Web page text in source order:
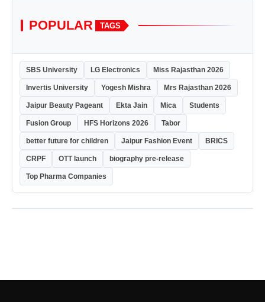
POPULAR TAGS
SBS University LG Electronics Miss Rajasthan 2026
Invertis University Yogesh Mishra Mrs Rajasthan 2026
Jaipur Beauty Pageant Ekta Jain Mica Students
Fusion Group HFS Horizons 2026 Tabor
better future for children Jaipur Fashion Event BRICS
CRPF OTT launch biography pre-release
Top Pharma Companies